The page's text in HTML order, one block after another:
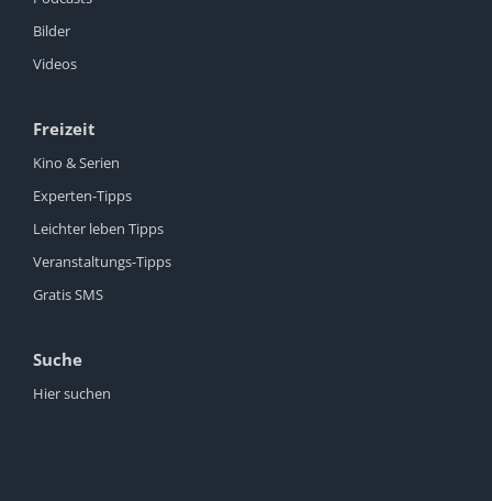
Bilder
Videos
Freizeit
Kino & Serien
Experten-Tipps
Leichter leben Tipps
Veranstaltungs-Tipps
Gratis SMS
Suche
Hier suchen